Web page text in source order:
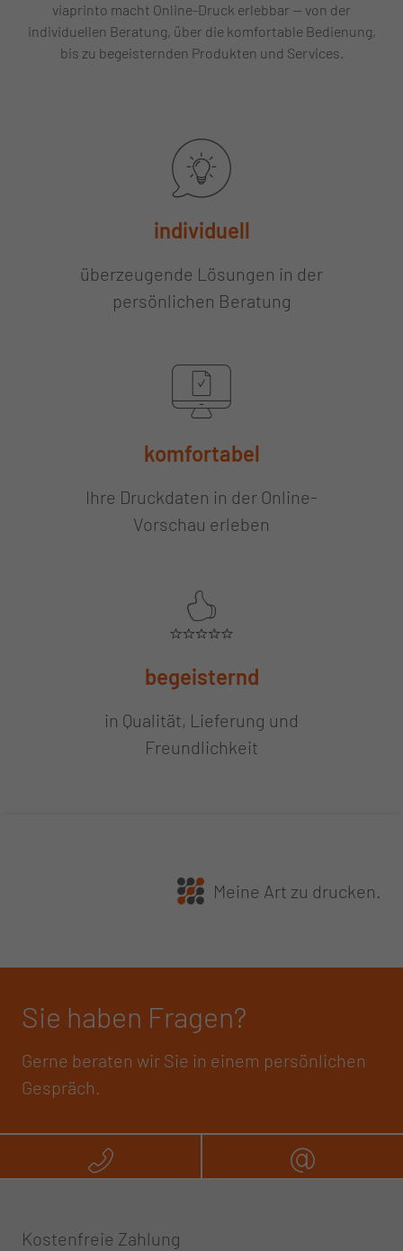
viaprinto macht Online-Druck erlebbar — von der
individuellen Beratung, über die komfortable Bedienung,
bis zu begeisternden Produkten und Services.
individuell
überzeugende Lösungen in der
persönlichen Beratung
komfortabel
Ihre Druckdaten in der Online-
Vorschau erleben
begeisternd
in Qualität, Lieferung und
Freundlichkeit
Meine Art zu drucken.
Sie haben Fragen?
Gerne beraten wir Sie in einem persönlichen
Gespräch.
Rufen Sie uns an
Kostenfreie Zahlung